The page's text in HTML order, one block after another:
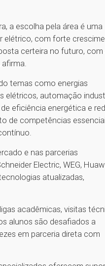
a escolha pela área é uma
elétrico, com forte
certeira no futuro,
temas como energias
elétricos, automação
eficiência energética e
de competências
e nas parcerias
Electric, WEG,
atualizadas,
acadêmicas, visitas
alunos são desafiados a
em parceria direta com